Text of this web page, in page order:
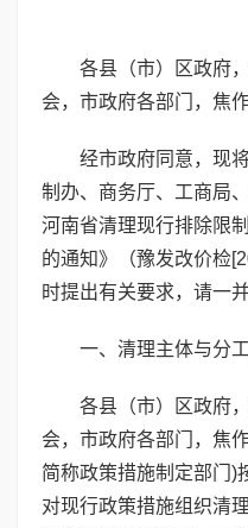
各县（市）区政府
会，市政府各部门，焦
经市政府同意，现
制办、商务厅、工商局
河南省清理现行排除限
的通知》（豫发改价检
时提出有关要求，请一
一、清理主体与分
各县（市）区政府
会，市政府各部门，焦
简称政策措施制定部门)
对现行政策措施组织清